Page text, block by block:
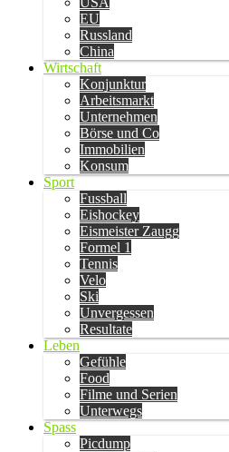
EU
Russland
China
Wirtschaft
Konjunktur
Arbeitsmarkt
Unternehmen
Börse und Co
Immobilien
Konsum
Sport
Fussball
Eishockey
Eismeister Zaugg
Formel 1
Tennis
Velo
Ski
Unvergessen
Resultate
Leben
Gefühle
Food
Filme und Serien
Unterwegs
Spass
Picdump